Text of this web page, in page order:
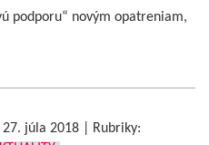
podporu“ novým opatreniam,
27. júla 2018
Rubriky: